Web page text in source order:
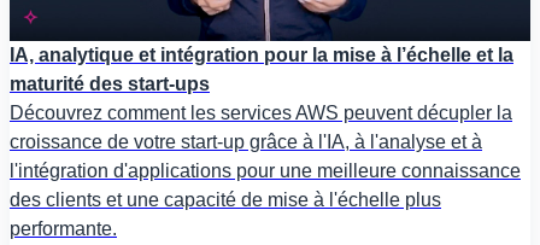
IA, analytique et intégration pour la mise à l’échelle et la
maturité des start-ups
Découvrez comment les services AWS peuvent décupler la
croissance de votre start-up grâce à l'IA, à l'analyse et à
l'intégration d'applications pour une meilleure connaissance
des clients et une capacité de mise à l'échelle plus
performante.